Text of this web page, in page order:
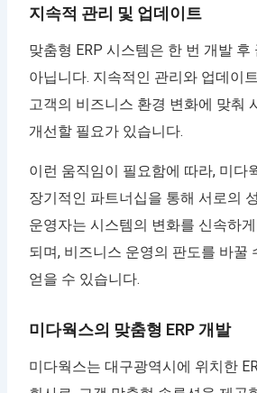
지속적 관리 및 업데이트
맞춤형 ERP 시스템은 한 번 개발 후
아닙니다. 지속적인 관리와 업데이
고객의 비즈니스 환경 변화에 맞춰
개선할 필요가 있습니다.
이런 움직임이 필요함에 따라, 미다
장기적인 파트너십을 통해 서로의
운영자는 시스템의 변화를 신속하
되며, 비즈니스 운영의 판도를 바꿀
얻을 수 있습니다.
미다웍스의 맞춤형 ERP 개발
미다웍스는 대구광역시에 위치한